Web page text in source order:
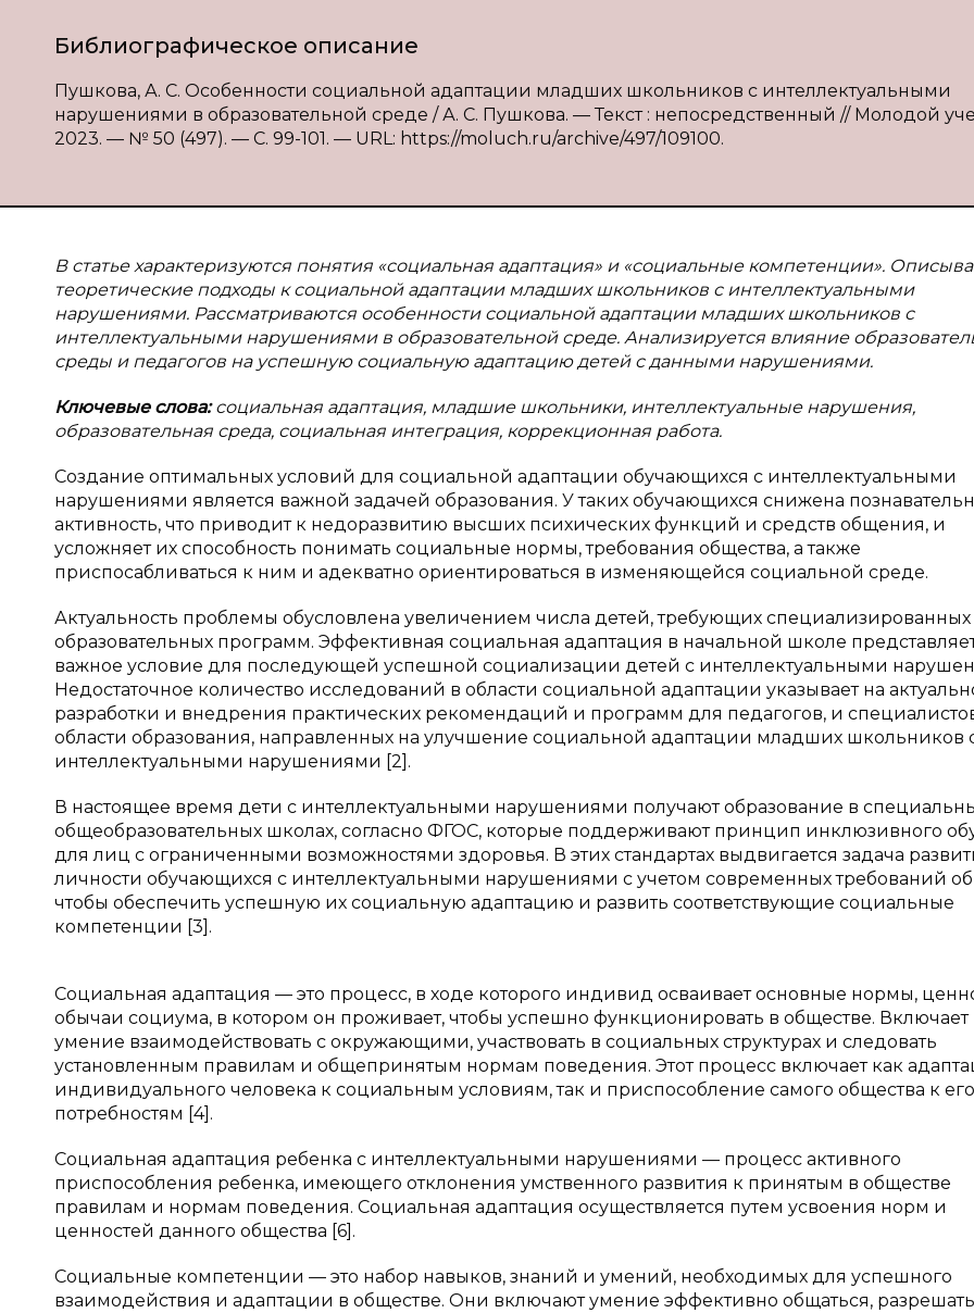
Библиографическое описание
Пушкова, А. С. Особенности социальной адаптации младших школьников с интеллектуальными
нарушениями в образовательной среде / А. С. Пушкова. — Текст : непосредственный // Молодой
2023. — № 50 (497). — С. 99-101. — URL: https://moluch.ru/archive/497/109100.
В статье характеризуются понятия «социальная адаптация» и «социальные компетенции».
теоретические подходы к социальной адаптации младших школьников с интеллектуальными
нарушениями. Рассматриваются особенности социальной адаптации младших школьников с
интеллектуальными нарушениями в образовательной среде. Анализируется влияние
среды и педагогов на успешную социальную адаптацию детей с данными нарушениями.
Ключевые слова:социальная адаптация, младшие школьники, интеллектуальные нарушения,
образовательная среда, социальная интеграция, коррекционная работа.
Создание оптимальных условий для социальной адаптации обучающихся с интеллектуальными
нарушениями является важной задачей образования. У таких обучающихся снижена
активность, что приводит к недоразвитию высших психических функций и средств общения, и
усложняет их способность понимать социальные нормы, требования общества, а также
приспосабливаться к ним и адекватно ориентироваться в изменяющейся социальной среде.
Актуальность проблемы обусловлена увеличением числа детей, требующих специализированных
образовательных программ. Эффективная социальная адаптация в начальной школе
важное условие для последующей успешной социализации детей с интеллектуальными
Недостаточное количество исследований в области социальной адаптации указывает на
разработки и внедрения практических рекомендаций и программ для педагогов, и
области образования, направленных на улучшение социальной адаптации младших школьников
интеллектуальными нарушениями [2].
В настоящее время дети с интеллектуальными нарушениями получают образование в
общеобразовательных школах, согласно ФГОС, которые поддерживают принцип инклюзивного
для лиц с ограниченными возможностями здоровья. В этих стандартах выдвигается задача
личности обучающихся с интеллектуальными нарушениями с учетом современных требований
чтобы обеспечить успешную их социальную адаптацию и развить соответствующие социальные
компетенции [3].
Социальная адаптация — это процесс, в ходе которого индивид осваивает основные нормы,
обычаи социума, в котором он проживает, чтобы успешно функционировать в обществе. Включает
умение взаимодействовать с окружающими, участвовать в социальных структурах и следовать
установленным правилам и общепринятым нормам поведения. Этот процесс включает как
индивидуального человека к социальным условиям, так и приспособление самого общества к его
потребностям [4].
Социальная адаптация ребенка с интеллектуальными нарушениями — процесс активного
приспособления ребенка, имеющего отклонения умственного развития к принятым в обществе
правилам и нормам поведения. Социальная адаптация осуществляется путем усвоения норм и
ценностей данного общества [6].
Социальные компетенции — это набор навыков, знаний и умений, необходимых для успешного
взаимодействия и адаптации в обществе. Они включают умение эффективно общаться, разрешать